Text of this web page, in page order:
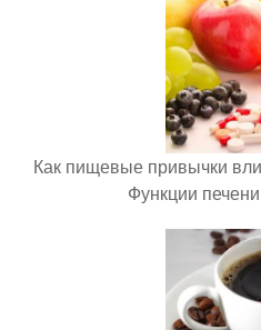
Как пищевые привычки
Функции